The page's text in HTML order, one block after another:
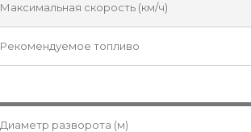
Максимальная скорость (км/ч)
Рекомендуемое топливо
Диаметр разворота (м)